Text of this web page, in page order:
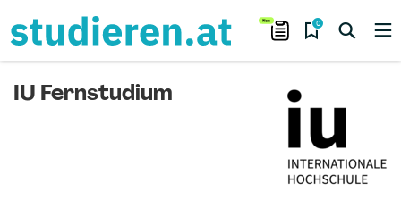
0
IU Fernstudium